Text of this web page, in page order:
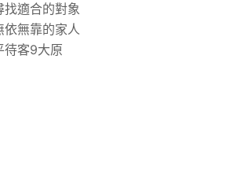
適合的對象
無靠的家人
待客9大原